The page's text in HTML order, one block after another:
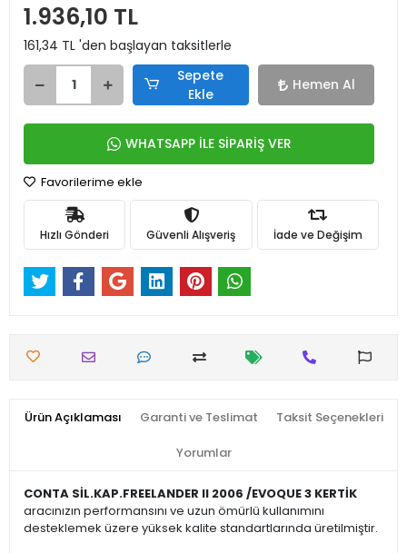
1.936,10 TL
161,34 TL 'den başlayan taksitlerle
Sepete
Ekle
Hemen Al
WHATSAPP İLE SİPARİŞ VER
Favorilerime ekle
Hızlı Gönderi Güvenli Alışveriş İade ve Değişim
Ürün Açıklaması Garanti ve Teslimat Taksit Seçenekleri
Yorumlar
CONTA SİL.KAP.FREELANDER II 2006 /EVOQUE 3 KERTİK
aracınızın performansını ve uzun ömürlü kullanımını
desteklemek üzere yüksek kalite standartlarında üretilmiştir.